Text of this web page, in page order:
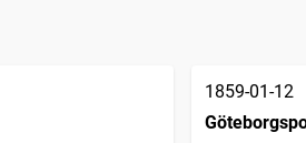
1859-01-12